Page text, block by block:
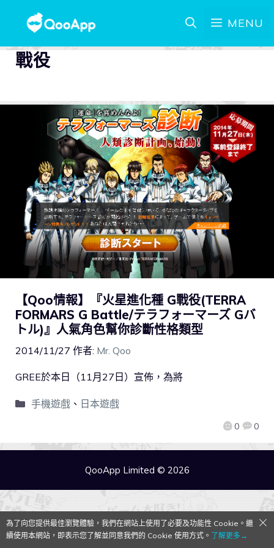
MENU
戰役
【Qoo情報】『火星進化種 G戰役(TERRA
FORMARS G Battle/テラフォーマーズ Gバ
トル)』人氣角色幫你診斷性格類型
2014/11/27 作者: Mr. Qoo
0 0
GREE於本日（11月27日）宣佈，為將
手機遊戲、 日本遊戲
QooApp Limited © 2026
為了向您提供最佳瀏覽體驗，我們在網站上使用了必要及功能性 Cookie。繼
續使用本網站，即表示您了解並同意我們的 Cookie 使用方式。 了解更多→